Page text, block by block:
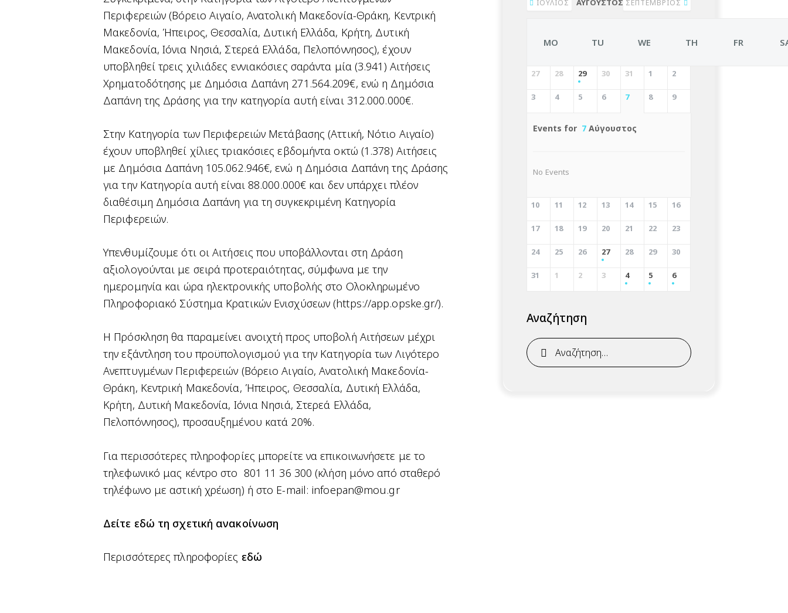
Περιφερειών (Βόρειο Αιγαίο, Ανατολική Μακεδονία-Θράκη, Κεντρική
Μακεδονία, Ήπειρος, Θεσσαλία, Δυτική Ελλάδα, Κρήτη, Δυτική
Μακεδονία, Ιόνια Νησιά, Στερεά Ελλάδα, Πελοπόννησος), έχουν
υποβληθεί τρεις χιλιάδες εννιακόσιες σαράντα μία (3.941) Αιτήσεις
Χρηματοδότησης με Δημόσια Δαπάνη 271.564.209€, ενώ η Δημόσια
Δαπάνη της Δράσης για την κατηγορία αυτή είναι 312.000.000€.
Στην Κατηγορία των Περιφερειών Μετάβασης (Αττική, Νότιο Αιγαίο)
έχουν υποβληθεί χίλιες τριακόσιες εβδομήντα οκτώ (1.378) Αιτήσεις
με Δημόσια Δαπάνη 105.062.946€, ενώ η Δημόσια Δαπάνη της Δράσης
για την Κατηγορία αυτή είναι 88.000.000€ και δεν υπάρχει πλέον
διαθέσιμη Δημόσια Δαπάνη για τη συγκεκριμένη Κατηγορία
Περιφερειών.
Υπενθυμίζουμε ότι οι Αιτήσεις που υποβάλλονται στη Δράση
αξιολογούνται με σειρά προτεραιότητας, σύμφωνα με την
ημερομηνία και ώρα ηλεκτρονικής υποβολής στο Ολοκληρωμένο
Πληροφοριακό Σύστημα Κρατικών Ενισχύσεων (https://app.opske.gr/).
Η Πρόσκληση θα παραμείνει ανοιχτή προς υποβολή Αιτήσεων μέχρι
την εξάντληση του προϋπολογισμού για την Κατηγορία των Λιγότερο
Ανεπτυγμένων Περιφερειών (Βόρειο Αιγαίο, Ανατολική Μακεδονία-
Θράκη, Κεντρική Μακεδονία, Ήπειρος, Θεσσαλία, Δυτική Ελλάδα,
Κρήτη, Δυτική Μακεδονία, Ιόνια Νησιά, Στερεά Ελλάδα,
Πελοπόννησος), προσαυξημένου κατά 20%.
Για περισσότερες πληροφορίες μπορείτε να επικοινωνήσετε με το
τηλεφωνικό μας κέντρο στο 801 11 36 300 (κλήση μόνο από σταθερό
τηλέφωνο με αστική χρέωση) ή στο E-mail: infoepan@mou.gr
Δείτε εδώ τη σχετική ανακοίνωση
Περισσότερες πληροφορίες εδώ
ΙΟΎΛΙΟΣ ΑΎΓΟΥΣΤΟΣ 2026ΣΕΠΤΈΜΒΡΙΟΣ
MO TU WE TH FR
27 28 29 30 31 1 2
3 4 5 6 7 8 9
Events for 7 Αύγουστος
No Events
10 11 12 13 14 15 16
17 18 19 20 21 22 23
24 25 26 27 28 29 30
31 1 2 3 4 5 6
Αναζήτηση